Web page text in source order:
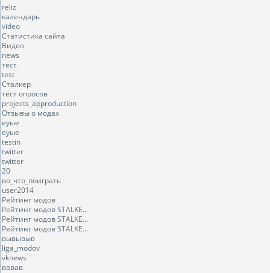
reliz
календарь
video
Статистика сайта
Видео
news
тест
test
Сталкер
тест опросов
projects_approduction
Отзывы о модах
еуые
еуые
testin
twitter
twitter
20
во_что_поиграть
user2014
Рейтинг модов
Рейтинг модов STALKE...
Рейтинг модов STALKE...
Рейтинг модов STALKE...
вывывыв
liga_modov
vknews
вавав